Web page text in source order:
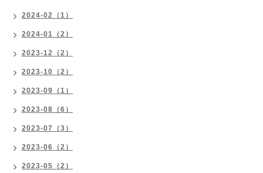
2024-02（1）
2024-01（2）
2023-12（2）
2023-10（2）
2023-09（1）
2023-08（6）
2023-07（3）
2023-06（2）
2023-05（2）